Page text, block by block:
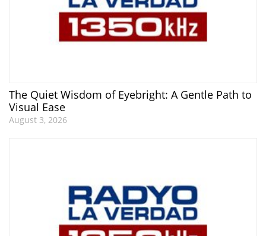
The Quiet Wisdom of Eyebright: A Gentle Path to
Visual Ease
August 3, 2026